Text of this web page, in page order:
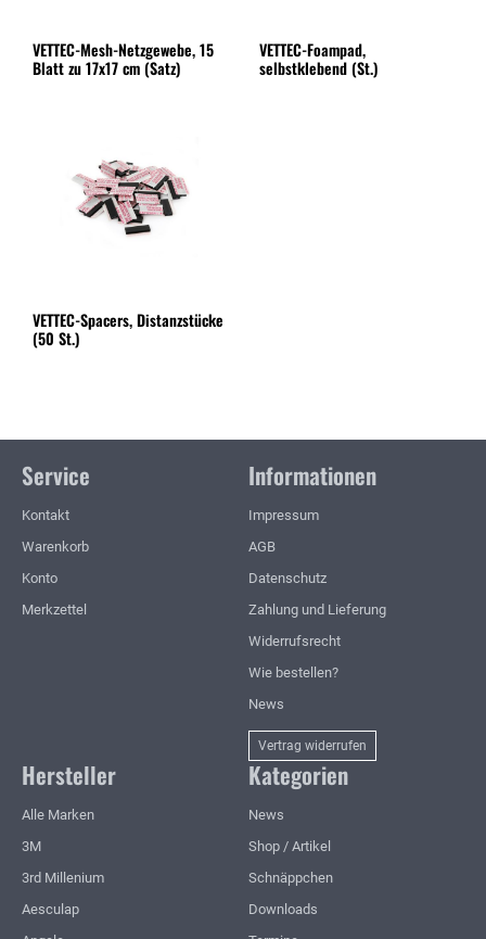
VETTEC-Mesh-Netzgewebe, 15
Blatt zu 17x17 cm (Satz)
VETTEC-Foampad,
selbstklebend (St.)
VETTEC-Spacers, Distanzstücke
(50 St.)
Service
Kontakt
Warenkorb
Konto
Merkzettel
Informationen
Impressum
AGB
Datenschutz
Zahlung und Lieferung
Widerrufsrecht
Wie bestellen?
News
Vertrag widerrufen
Hersteller
Alle Marken
3M
3rd Millenium
Aesculap
Kategorien
News
Shop / Artikel
Schnäppchen
Downloads